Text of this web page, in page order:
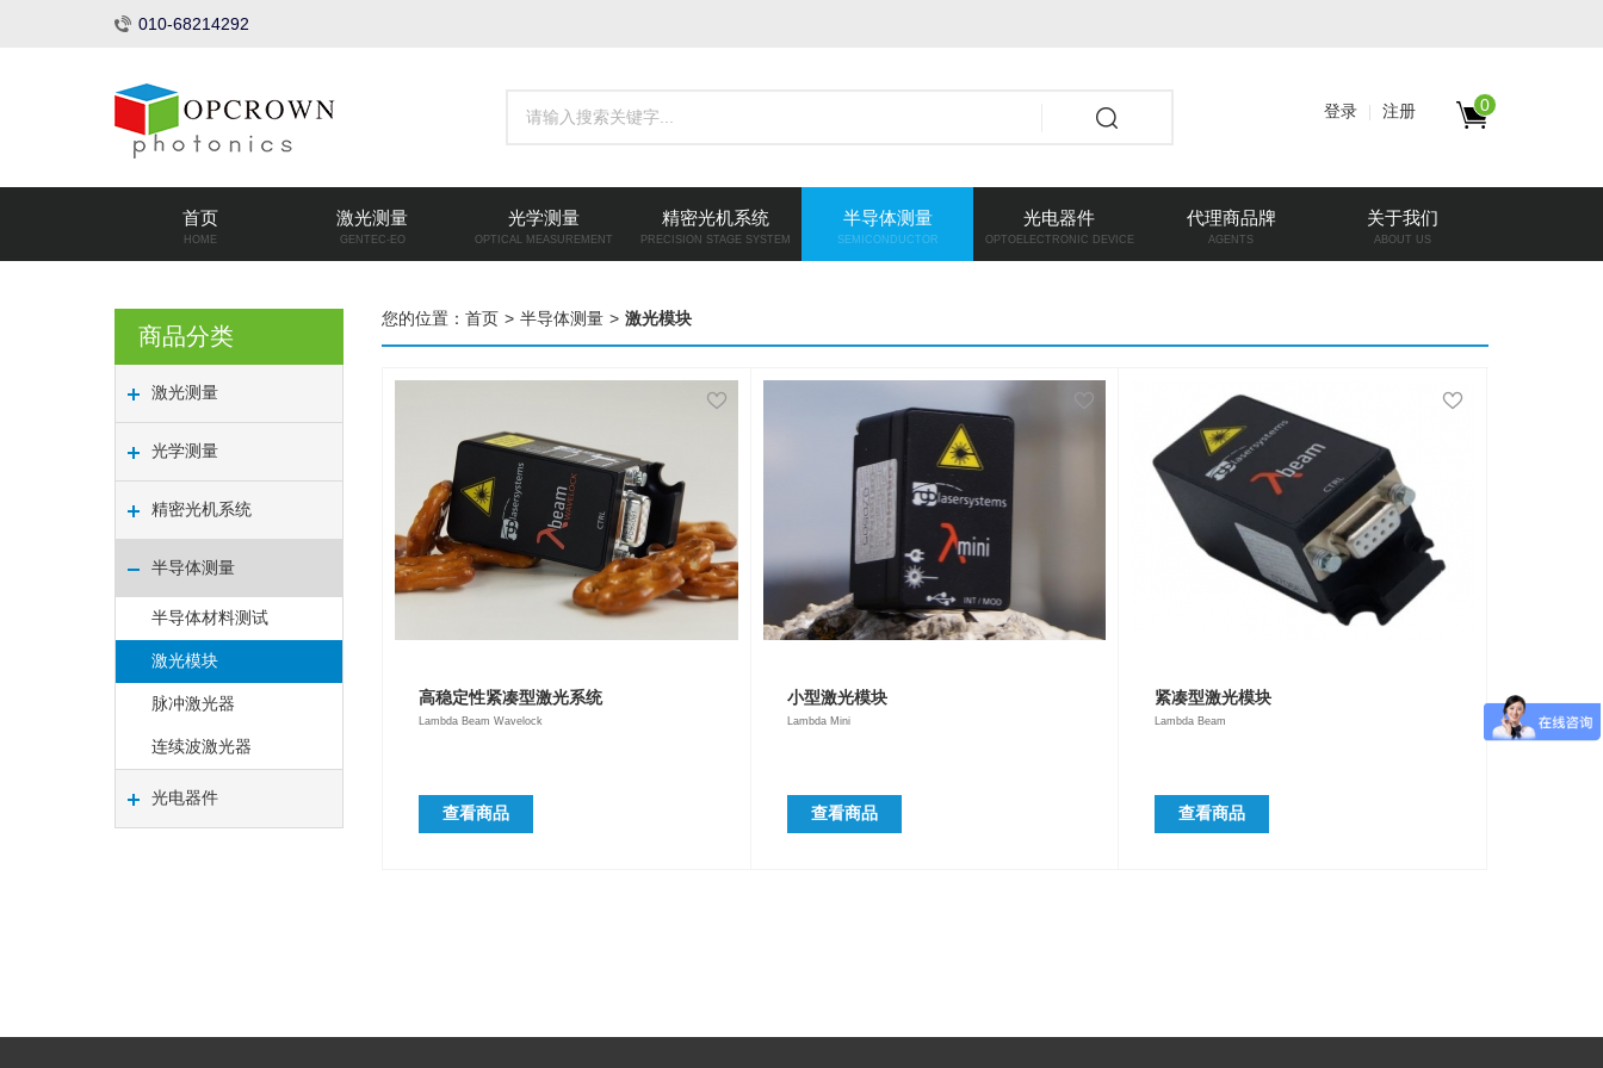
010-68214292
登录 注册 0
首页
HOME
激光测量
GENTEC-EO
光学测量
OPTICAL MEASUREMENT
精密光机系统
PRECISION STAGE SYSTEM
半导体测量
SEMICONDUCTOR
光电器件
OPTOELECTRONIC DEVICE
代理商品牌
AGENTS
关于我们
ABOUT US
商品分类
激光测量
光学测量
精密光机系统
半导体测量
半导体材料测试
激光模块
脉冲激光器
连续波激光器
光电器件
您的位置： 首页 > 半导体测量 > 激光模块
高稳定性紧凑型激光系统
Lambda Beam Wavelock
查看商品
小型激光模块
Lambda Mini
查看商品
紧凑型激光模块
Lambda Beam
查看商品